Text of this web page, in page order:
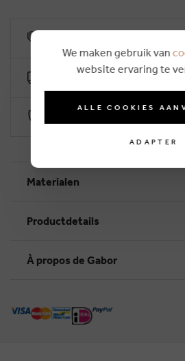
Livraison gratuit dès €50
Materialen
Productdetails
À propos de Gabor
We maken gebruik van
website ervaring te
ALLE COOKIES
ADAPTER